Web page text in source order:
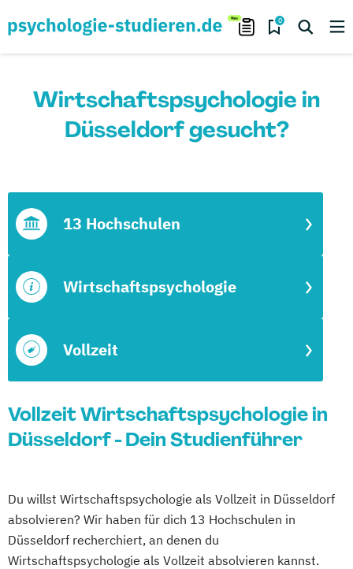
0
Wirtschaftspsychologie in
Düsseldorf gesucht?
Vollzeit
Wirtschaftspsychologie
13 Hochschulen
Vollzeit Wirtschaftspsychologie in
Düsseldorf - Dein Studienführer
Du willst Wirtschaftspsychologie als Vollzeit in Düsseldorf
absolvieren? Wir haben für dich 13 Hochschulen in
Düsseldorf recherchiert, an denen du
Wirtschaftspsychologie als Vollzeit absolvieren kannst.